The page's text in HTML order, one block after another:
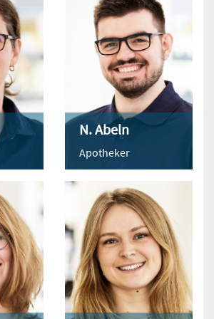
N. Abeln
Apotheker